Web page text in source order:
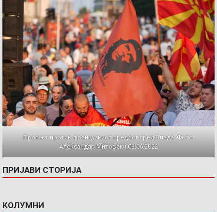
Протест против францускиот предлог пред Влада. Фото:
Александар Митовски,03.06.2022
ПРИЈАВИ СТОРИЈА
КОЛУМНИ